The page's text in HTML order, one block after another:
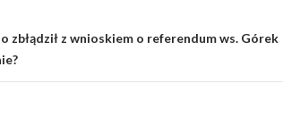
zbłądził z wnioskiem o referendum ws. Górek